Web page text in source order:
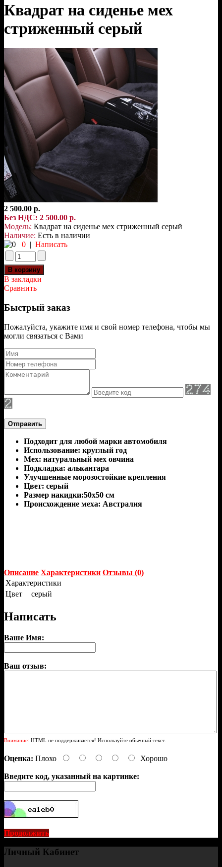
Квадрат на сиденье мех
стриженный серый
2 500.00 р.
Без НДС: 2 500.00 р.
Модель: Квадрат на сиденье мех стриженный серый
Наличие: Есть в наличии
0 | Написать
В закладки
Сравнить
Быстрый заказ
Пожалуйста, укажите имя и свой номер телефона, чтобы мы
могли связаться с Вами
Отправить
Подходит для любой марки автомобиля
Использование: круглый год
Мех: натуральный мех овчина
Подкладка: алькантара
Улучшенные морозостойкие крепления
Цвет: серый
Размер накидки:50х50 см
Происхождение меха: Австралия
Описание Характеристики Отзывы (0)
Характеристики
Цвет
серый
Написать
Ваше Имя:
Ваш отзыв:
Внимание: HTML не поддерживается! Используйте обычный текст.
Оценка: Плохо Хорошо
Введите код, указанный на картинке:
Продолжить
Личный Кабинет